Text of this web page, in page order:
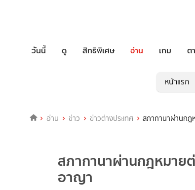
วันนี้ ดู สิทธิพิเศษ อ่าน เกม ต
หน้าแรก
อ่าน ข่าว ข่าวต่างประเทศ สภากานาผ่านกฎ
สภากานาผ่านกฎหมาย
อาญา